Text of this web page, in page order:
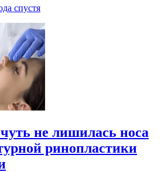
спустя
не лишилась носа
ринопластики